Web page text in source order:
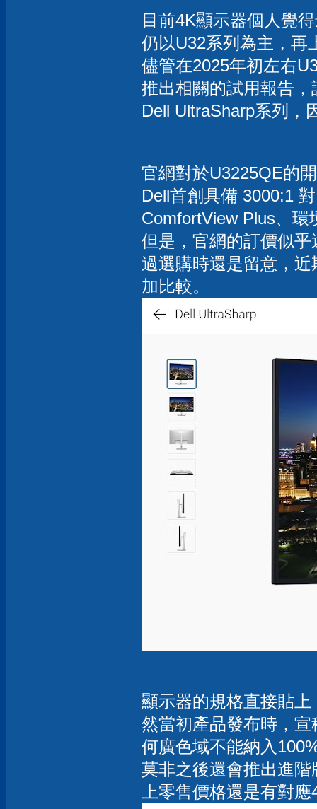
目前4K顯示器個人覺
仍以U32系列為主，再
儘管在2025年初左右
推出相關的試用報告
Dell UltraSharp系列，
官網對於U3225QE的
Dell首創具備 3000:1
ComfortView Plus、
但是，官網的訂價似
過選購時還是留意，
加比較。
顯示器的規格直接貼
然當初產品發布時，
何廣色域不能納入
莫非之後還會推出進
上零售價格還是有對